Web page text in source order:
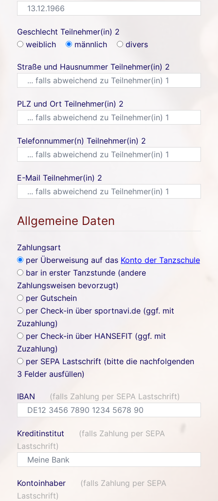
Geschlecht Teilnehmer(in) 2
weiblich
männlich divers
Straße und Hausnummer Teilnehmer(in) 2
PLZ und Ort Teilnehmer(in) 2
Telefonnummer(n) Teilnehmer(in) 2
E-Mail Teilnehmer(in) 2
Allgemeine Daten
Zahlungsart
per Überweisung auf das Konto der Tanzschule
bar in erster Tanzstunde (andere
Zahlungsweisen bevorzugt)
per Gutschein
per Check-in über sportnavi.de (ggf. mit
Zuzahlung)
per Check-in über HANSEFIT (ggf. mit
Zuzahlung)
per SEPA Lastschrift (bitte die nachfolgenden
3 Felder ausfüllen)
IBAN (falls Zahlung per SEPA Lastschrift)
Kreditinstitut (falls Zahlung per SEPA
Lastschrift)
Kontoinhaber (falls Zahlung per SEPA
Lastschrift)